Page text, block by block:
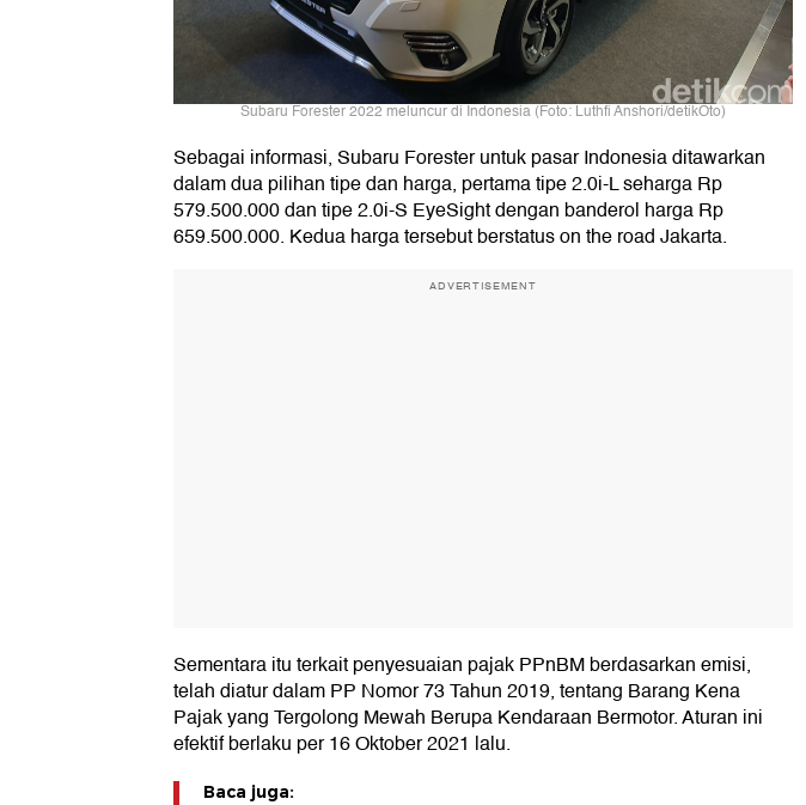
Subaru Forester 2022 meluncur di Indonesia (Foto: Luthfi Anshori/detikOto)
Sebagai informasi, Subaru Forester untuk pasar Indonesia ditawarkan
dalam dua pilihan tipe dan harga, pertama tipe 2.0i-L seharga Rp
579.500.000 dan tipe 2.0i-S EyeSight dengan banderol harga Rp
659.500.000. Kedua harga tersebut berstatus on the road Jakarta.
ADVERTISEMENT
Sementara itu terkait penyesuaian pajak PPnBM berdasarkan emisi,
telah diatur dalam PP Nomor 73 Tahun 2019, tentang Barang Kena
Pajak yang Tergolong Mewah Berupa Kendaraan Bermotor. Aturan ini
efektif berlaku per 16 Oktober 2021 lalu.
Baca juga: